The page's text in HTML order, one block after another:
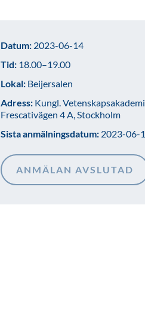
Datum: 2023-06-14
Tid: 18.00–19.00
Lokal: Beijersalen
Adress: Kungl.
Frescativägen 4 A, Stockholm
Sista anmälningsdatum: 2023-06-
ANMÄLAN AVSLUTAD